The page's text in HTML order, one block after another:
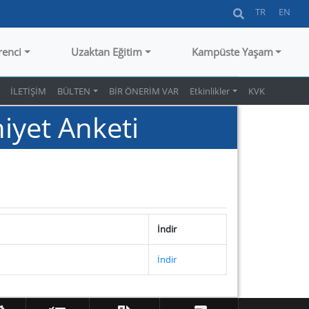
TR EN
Uzaktan Eğitim Kampüste Yaşam
İLETİŞİM BÜLTEN BİR ÖNERİM VAR Etkinlikler KVK
Anketi
İndir
İndir